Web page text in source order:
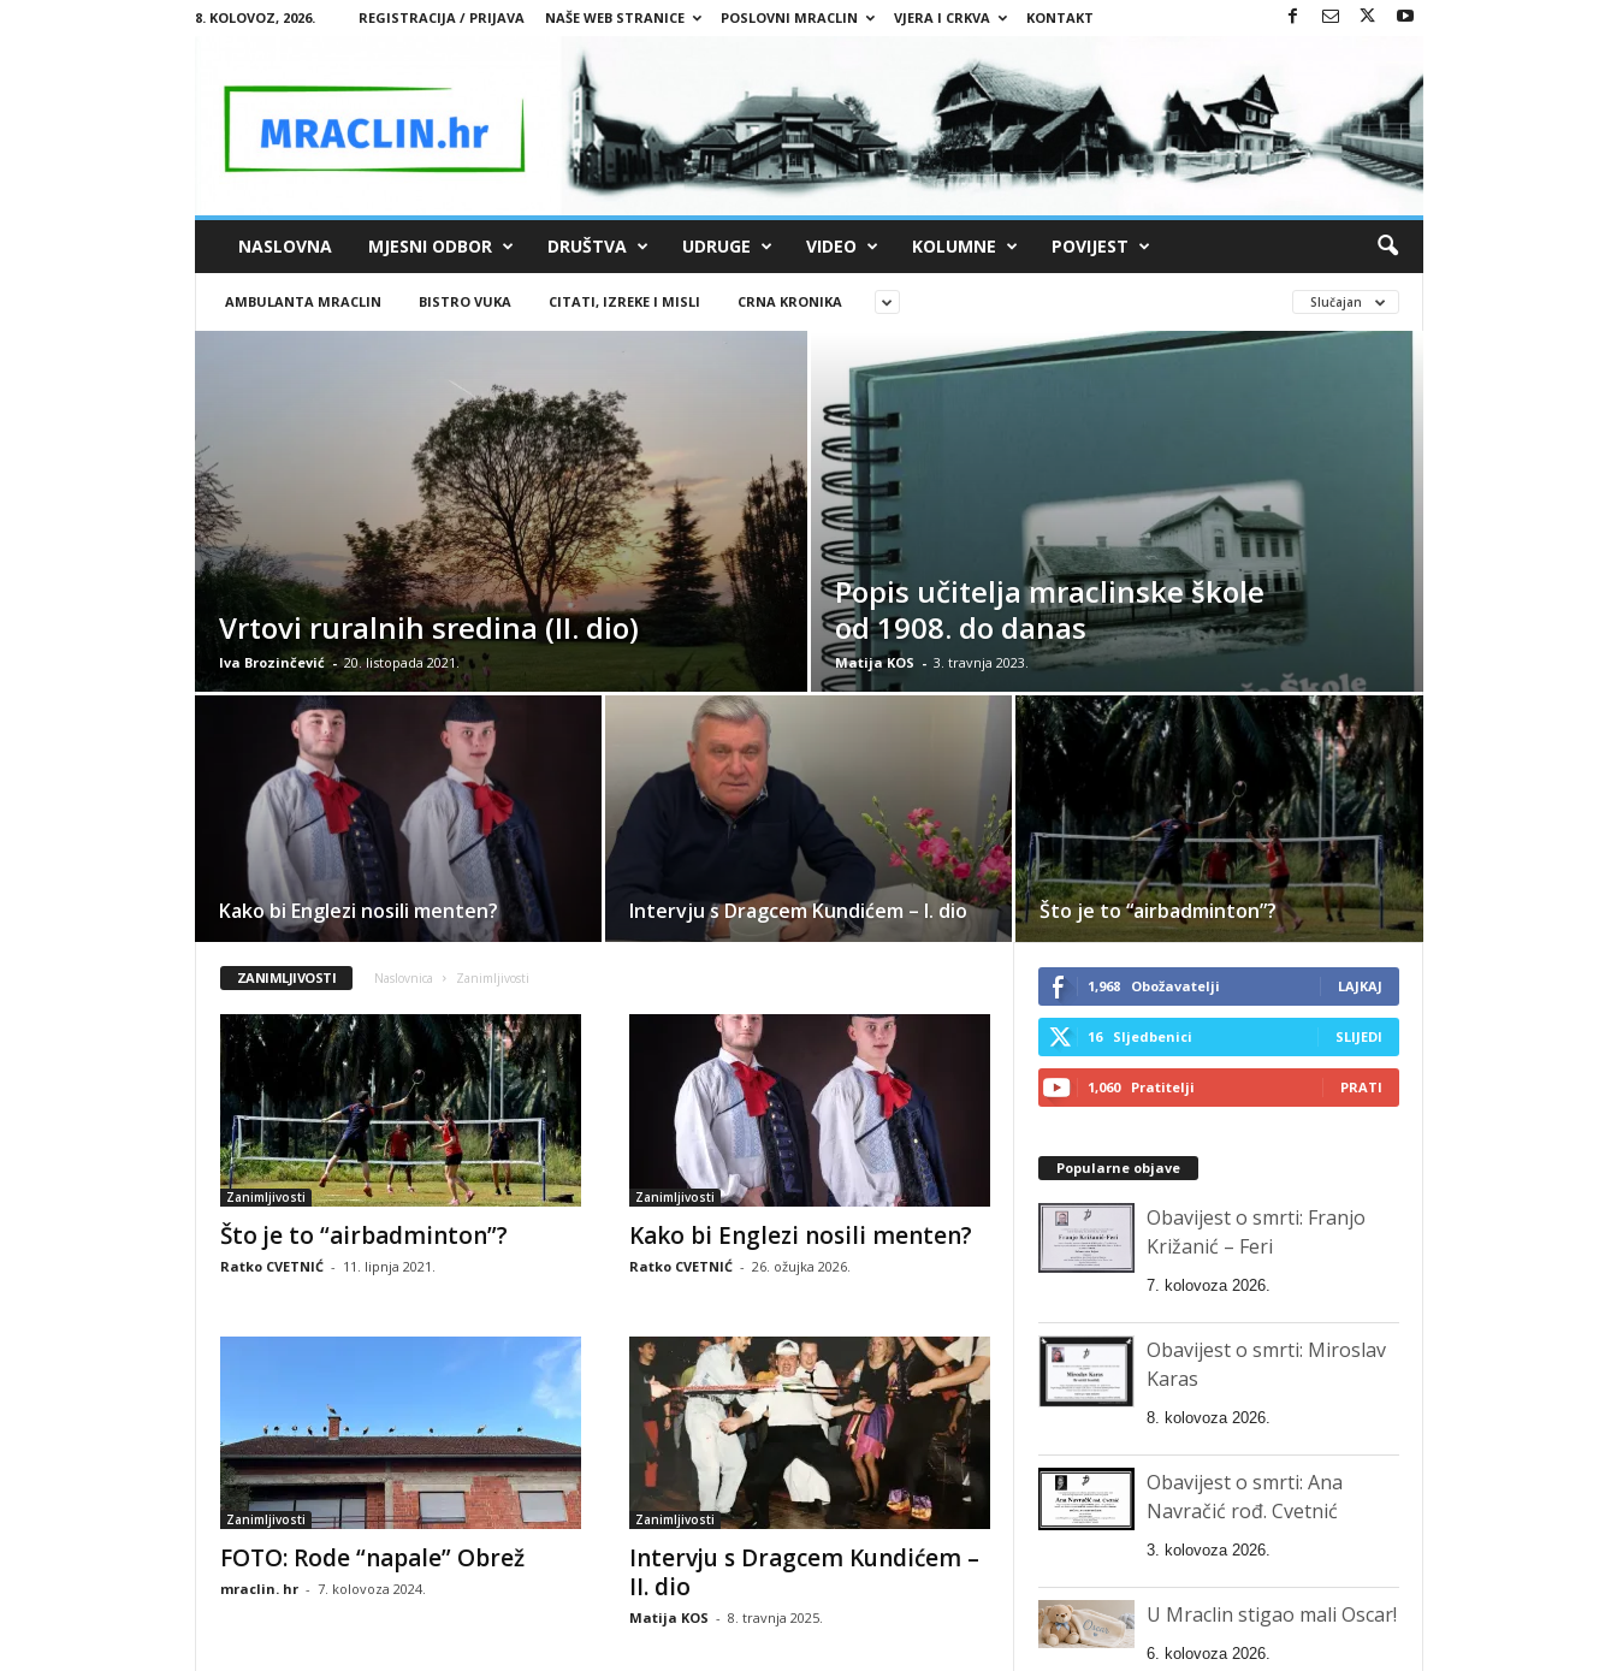
8. KOLOVOZ, 2026. REGISTRACIJA / PRIJAVA NAŠE WEB STRANICE POSLOVNI MRACLIN VJERA I CRKVA KONTAKT
M
A
L
R
NASLOVNA MJESNI ODBOR DRUŠTVA UDRUGE VIDEO KOLUMNE POVIJEST
AMBULANTA MRACLIN BISTRO VUKA CITATI, IZREKE I MISLI CRNA KRONIKA Slučajan
Vrtovi ruralnih sredina (II. dio)
Iva Brozinčević - 20. listopada 2021.
Popis učitelja mraclinske škole
od 1908. do danas
Matija KOS - 3. travnja 2023.
Kako bi Englezi nosili menten? Intervju s Dragcem Kundićem – I. dio Što je to “airbadminton”?
ZANIMLJIVOSTI Naslovnica Zanimljivosti
Zanimljivosti
Što je to “airbadminton”?
Ratko CVETNIĆ - 11. lipnja 2021.
Zanimljivosti
Kako bi Englezi nosili menten?
Ratko CVETNIĆ - 26. ožujka 2026.
Zanimljivosti
FOTO: Rode “napale” Obrež
mraclin. hr - 7. kolovoza 2024.
Zanimljivosti
Intervju s Dragcem Kundićem –
II. dio
Matija KOS - 8. travnja 2025.
1,968 Obožavatelji LAJKAJ
16 Sljedbenici SLIJEDI
1,060 Pratitelji PRATI
Popularne objave
Obavijest o smrti: Franjo
Križanić – Feri
7. kolovoza 2026.
Obavijest o smrti: Miroslav
Karas
8. kolovoza 2026.
Obavijest o smrti: Ana
Navračić rođ. Cvetnić
3. kolovoza 2026.
U Mraclin stigao mali Oscar!
6. kolovoza 2026.